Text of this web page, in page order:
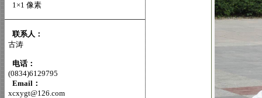
1×1 像素
联系人：
古涛
电话：
(0834)6129795
Email：
xcxygt@126.com